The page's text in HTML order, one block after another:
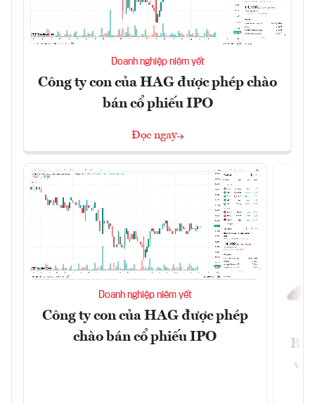
Doanh nghiệp niêm yết
Công ty con của HAG được phép chào
bán cổ phiếu IPO
Đọc ngay
Doanh nghiệp niêm yết
Công ty con của HAG được phép
chào bán cổ phiếu IPO
và